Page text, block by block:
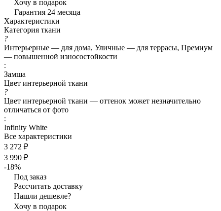
Хочу в подарок
Гарантия 24 месяца
Характеристики
Категория ткани
?
Интерьерные — для дома, Уличные — для террасы, Премиум
— повышенной износостойкости
:
Замша
Цвет интерьерной ткани
?
Цвет интерьерной ткани — оттенок может незначительно
отличаться от фото
:
Infinity White
Все характеристики
3 272 ₽
3 990 ₽
-18%
Под заказ
Рассчитать доставку
Нашли дешевле?
Хочу в подарок